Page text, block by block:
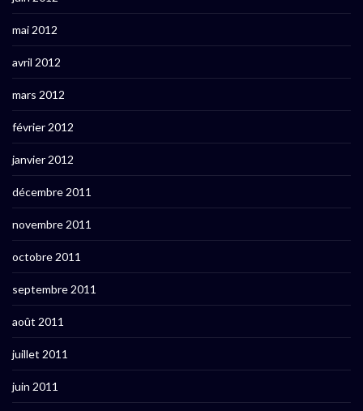
mai 2012
avril 2012
mars 2012
février 2012
janvier 2012
décembre 2011
novembre 2011
octobre 2011
septembre 2011
août 2011
juillet 2011
juin 2011